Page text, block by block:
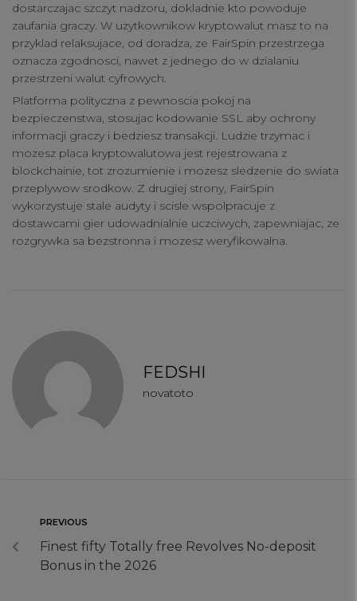
dostarczajac szczyt nadzoru, dokladnie kto powoduje
zaufania graczy. W uzytkownikow kryptowalut masz to na
przyklad relaksujace, od doradza, ze FairSpin przestrzega
oznacza zgodnosci, nawet z jednego do w dzialaniu
przestrzeni walut cyfrowych.
Platforma polityczna z pewnoscia pokoj na
bezpieczenstwa, stosujac kodowanie SSL aby ochrony
informacji graczy i bedziesz transakcji. Ludzie trzymac i
mozesz placa kryptowalutowa jest rejestrowana z
blockchainie, tot zrozumienie i mozesz sledzenie do swiata
przeplywow srodkow. Z drugiej strony, FairSpin
wykorzystuje stale audyty i scisle wspolpracuje z
dostawcami gier udowadnialnie uczciwych, zapewniajac, ze
rozgrywka sa bezstronna i mozesz weryfikowalna.
FEDSHI
novatoto
PREVIOUS
Finest fifty Totally free Revolves No-deposit
Bonus in the 2026